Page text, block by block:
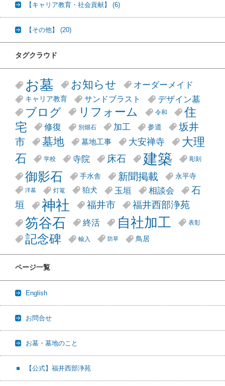
【キャリア教育・社会貢献】 (6)
【その他】 (20)
タグクラウド
お墓 お知らせ オーダーメイド
キャリア教育 サンドブラスト デザイン墓
ブログ リフォーム 令和
住
宅
修復 別畑石 加工 参道
坂井
市
墓地 墓地工事 大安禅寺
大理
石
学校 寺院 床石 建築 彫刻
御影石 手水舎 新聞掲載 永平寺
洋墓 灯篭 狛犬 玉垣 相談会
石
垣
神社 福井市 福井西部浄苑
笏谷石 終活 自社加工 表彰
記念碑 輸入 防草 鳥居
ページ一覧
English
お問合せ
お墓・墓地のこと
【公式】福井西部浄苑